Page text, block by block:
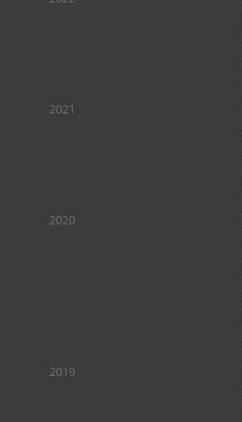
2021
2020
2019